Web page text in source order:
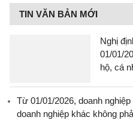
TIN VĂN BẢN MỚI
Nghị
01/01/
hộ, cá
Từ 01/01/2026, doanh
doanh nghiệp khác không